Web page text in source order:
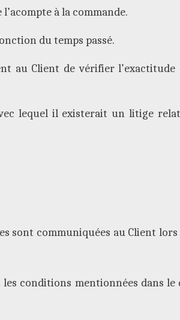
à la commande.
du temps passé.
au Client de vérifier l’exactitude
lequel il existerait un litige
sont communiquées au Client lors
conditions mentionnées dans le